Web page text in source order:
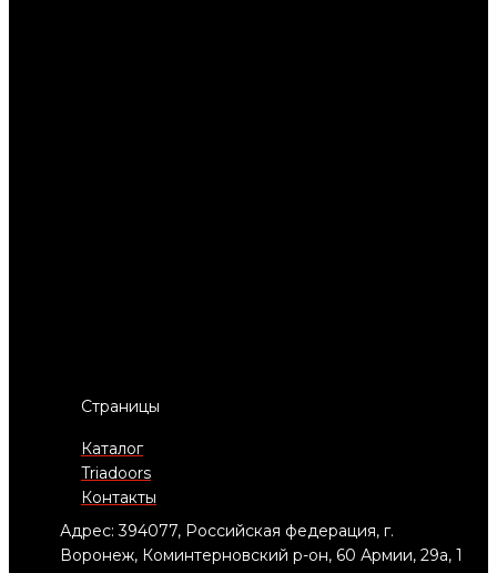
Страницы
Каталог
Triadoors
Контакты
Адрес: 394077, Российская федерация, г.
Воронеж, Коминтерновский р-он, 60 Армии, 29а, 1